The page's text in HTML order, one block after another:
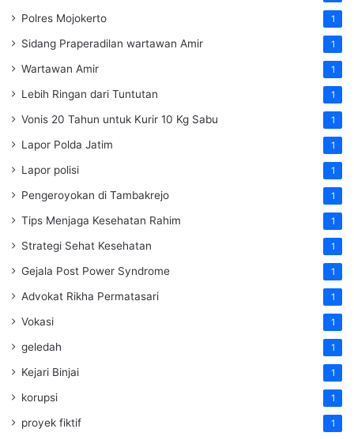
Polres Mojokerto 1
Sidang Praperadilan wartawan Amir 1
Wartawan Amir 1
Lebih Ringan dari Tuntutan 1
Vonis 20 Tahun untuk Kurir 10 Kg Sabu 1
Lapor Polda Jatim 1
Lapor polisi 1
Pengeroyokan di Tambakrejo 1
Tips Menjaga Kesehatan Rahim 1
Strategi Sehat Kesehatan 1
Gejala Post Power Syndrome 1
Advokat Rikha Permatasari 1
Vokasi 1
geledah 1
Kejari Binjai 1
korupsi 1
proyek fiktif 1